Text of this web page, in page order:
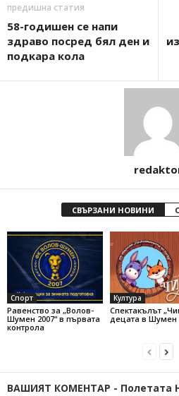
предишна статия
58-годишен се напи
здраво посред бял ден и
подкара кола
СВЪРЗАНИ НОВИНИ
Спорт
Равенство за „Волов-
Шумен 2007“ в първата
контрола
Култура
Спектакълът
децата в Шумен
ВАШИЯТ КОМЕНТАР - Полетата